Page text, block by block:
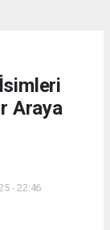
Araya
- 22:46